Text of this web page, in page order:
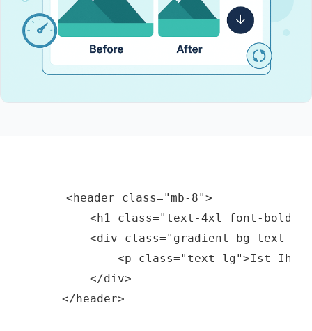
    <header class="mb-8">
<h1 class="text-4xl font-bold
<div class="gradient-bg text-
<p class="text-lg">Ist
        </div>
    </header>